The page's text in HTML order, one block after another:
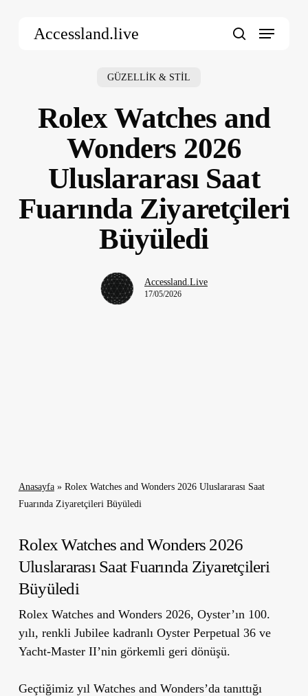
Accessland.live Menu
GÜZELLİK & STİL
Rolex Watches and
Wonders 2026
Uluslararası Saat
Fuarında Ziyaretçileri
Büyüledi
Accessland.Live
17/05/2026
Anasayfa» Rolex Watches and Wonders 2026 Uluslararası Saat
Fuarında Ziyaretçileri Büyüledi
Rolex Watches and Wonders 2026
Uluslararası Saat Fuarında Ziyaretçileri
Büyüledi
Rolex Watches and Wonders 2026, Oyster’ın 100.
yılı, renkli Jubilee kadranlı Oyster Perpetual 36 ve
Yacht-Master II’nin görkemli geri dönüşü.
Geçtiğimiz yıl Watches and Wonders’da tanıttığı